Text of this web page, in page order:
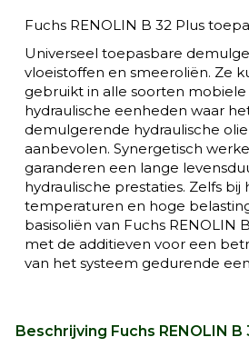
Fuchs RENOLIN B 32 Plus
Universeel toepasbare
vloeistoffen en smeeroliën. Ze
gebruikt in alle soorten mobiele
hydraulische eenheden waar
demulgerende hydraulische
aanbevolen. Synergetisch
garanderen een lange
hydraulische prestaties. Zelfs bij
temperaturen en hoge
basisoliën van Fuchs RENOLIN
met de additieven voor een
van het systeem gedurende
Beschrijving Fuchs RENOLIN B